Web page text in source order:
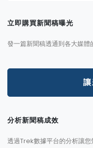
立即購買新聞稿曝光
發一篇新聞稿透通到各大媒體
分析新聞稿成效
透過Trek數據平台的分析讓